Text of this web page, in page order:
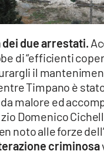
due arrestati.
di “efficienti
il
Timpano è
malore ed
Domenico
noto alle forze
criminosa